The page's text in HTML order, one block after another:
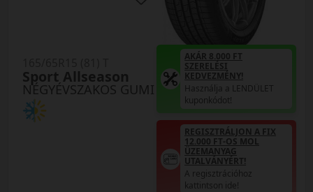
NÉGYÉVSZAKOS GUMI
Sport Allseason
AKÁR 8.000 FT
SZERELÉSI
KEDVEZMÉNY!
Használja a LENDÜLET
kuponkódot!
REGISZTRÁLJON A FIX
12.000 FT-OS MOL
ÜZEMANYAG
UTALVÁNYÉRT!
A regisztrációhoz
kattintson ide!